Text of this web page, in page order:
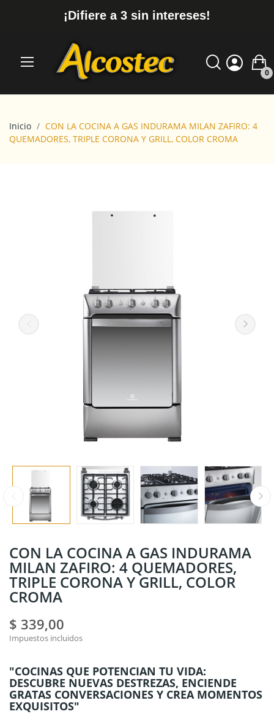
¡Difiere a 3 sin intereses!
0
Inicio
CON LA COCINA A GAS INDURAMA MILAN ZAFIRO: 4
QUEMADORES, TRIPLE CORONA Y GRILL, COLOR CROMA
CON LA COCINA A GAS INDURAMA
MILAN ZAFIRO: 4 QUEMADORES,
TRIPLE CORONA Y GRILL, COLOR
CROMA
$ 339,00
Impuestos incluidos
"COCINAS QUE POTENCIAN TU VIDA:
DESCUBRE NUEVAS DESTREZAS, ENCIENDE
GRATAS CONVERSACIONES Y CREA MOMENTOS
EXQUISITOS"